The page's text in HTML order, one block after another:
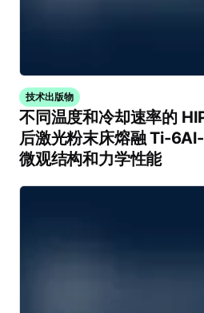
技术出版物
不同温度和冷却速率的
后激光粉末床熔融 Ti-
微观结构和力学性能